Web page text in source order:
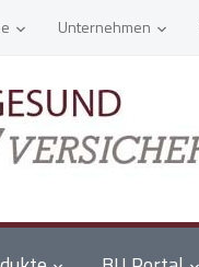
Unternehmen